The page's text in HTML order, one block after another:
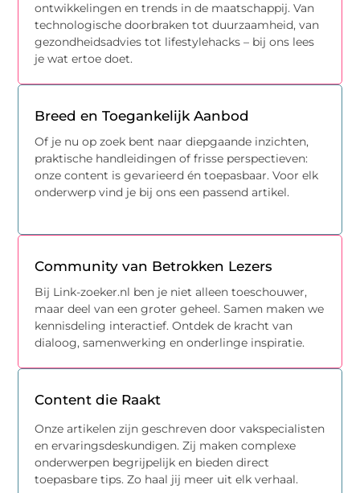
ontwikkelingen en trends in de maatschappij. Van
technologische doorbraken tot duurzaamheid, van
gezondheidsadvies tot lifestylehacks – bij ons lees
je wat ertoe doet.
Breed en Toegankelijk Aanbod
Of je nu op zoek bent naar diepgaande inzichten,
praktische handleidingen of frisse perspectieven:
onze content is gevarieerd én toepasbaar. Voor elk
onderwerp vind je bij ons een passend artikel.
Community van Betrokken Lezers
Bij Link-zoeker.nl ben je niet alleen toeschouwer,
maar deel van een groter geheel. Samen maken we
kennisdeling interactief. Ontdek de kracht van
dialoog, samenwerking en onderlinge inspiratie.
Content die Raakt
Onze artikelen zijn geschreven door vakspecialisten
en ervaringsdeskundigen. Zij maken complexe
onderwerpen begrijpelijk en bieden direct
toepasbare tips. Zo haal jij meer uit elk verhaal.